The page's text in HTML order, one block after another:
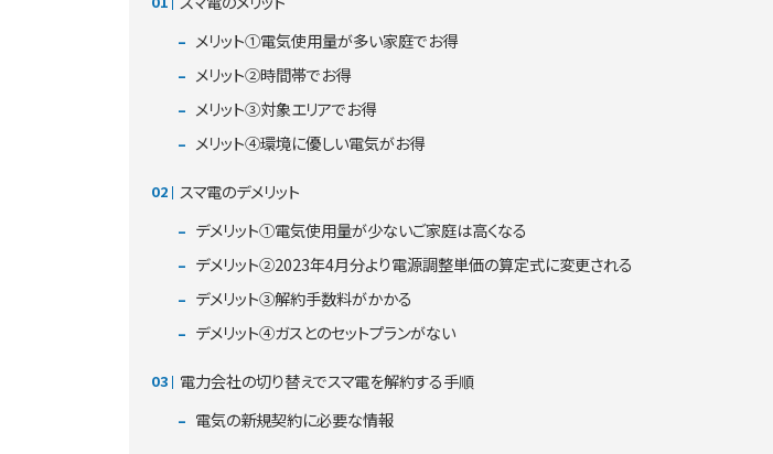
メリット①電気使用量が多い家庭でお得
メリット②時間帯でお得
メリット③対象エリアでお得
メリット④環境に優しい電気がお得
スマ電のデメリット
デメリット①電気使用量が少ないご家庭は高くなる
デメリット②2023年4月分より電源調整単価の算定式に変更される
デメリット③解約手数料がかかる
デメリット④ガスとのセットプランがない
電力会社の切り替えでスマ電を解約する手順
電気の新規契約に必要な情報